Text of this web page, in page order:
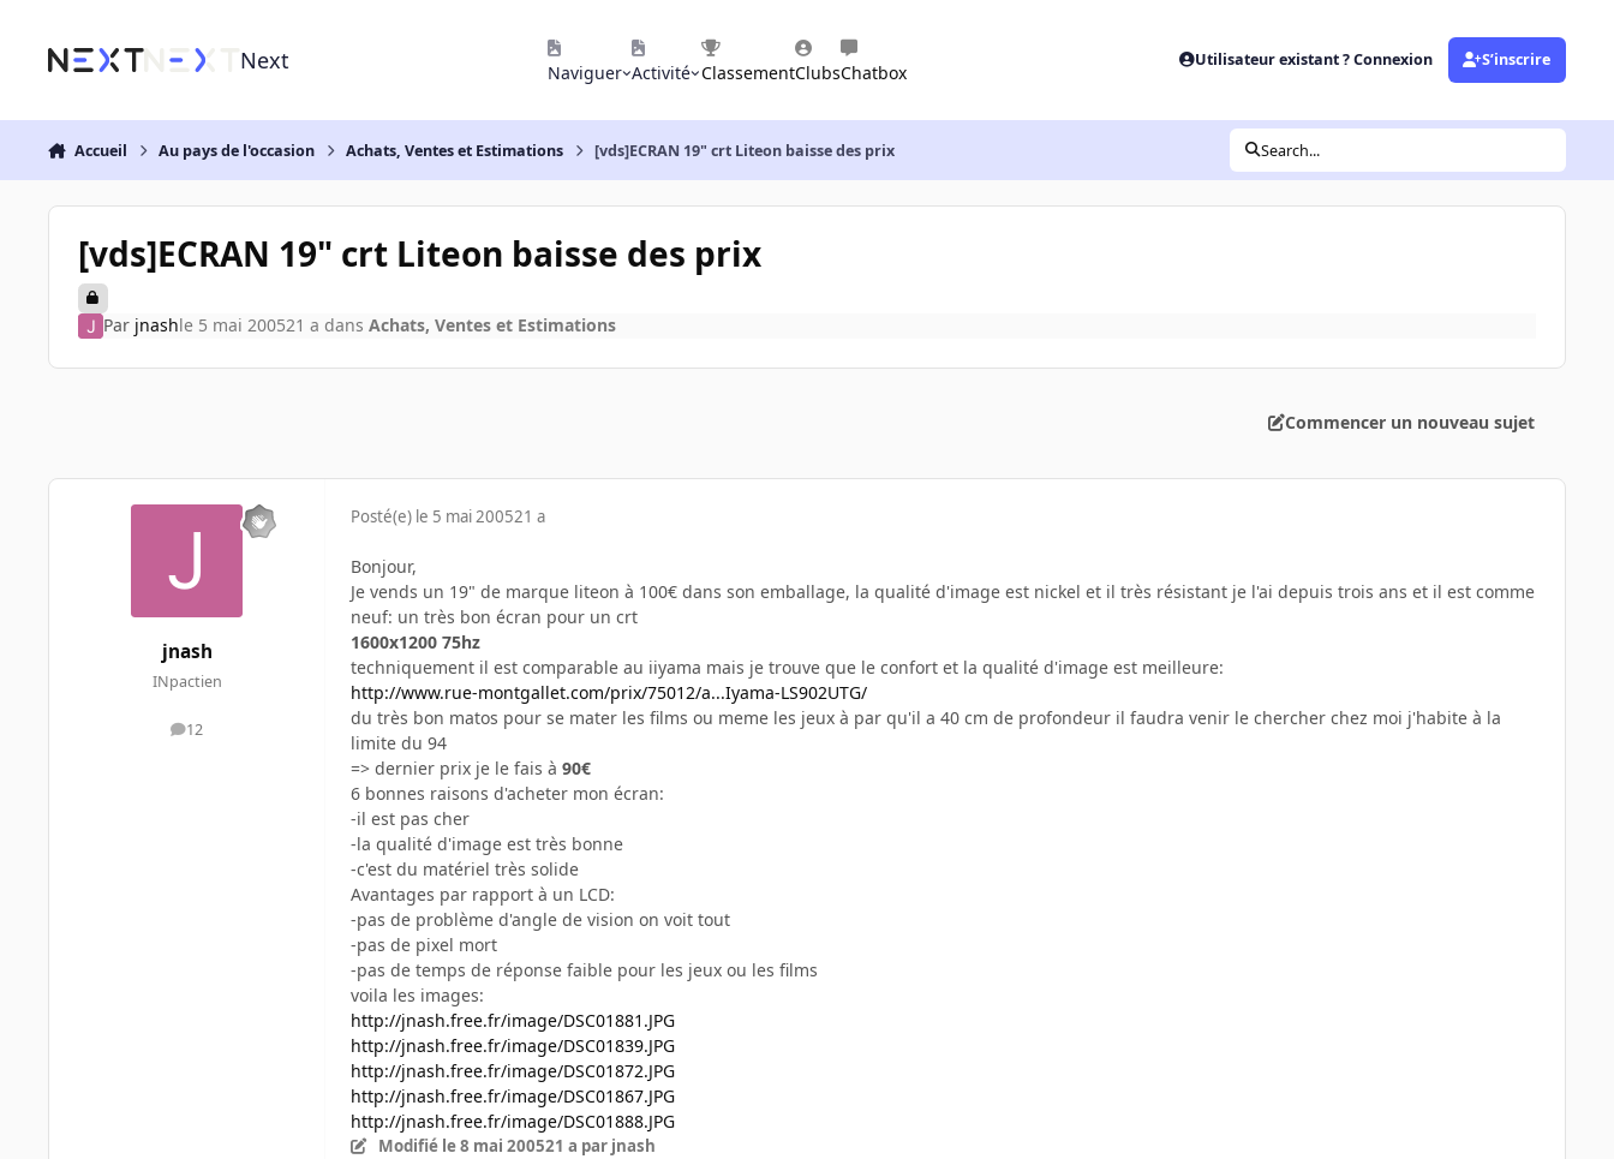
Next Naviguer Activité ClassementClubsChatbox
Utilisateur existant ? Connexion S’inscrire
Accueil Au pays de l'occasion Achats, Ventes et Estimations [vds]ECRAN 19" crt Liteon baisse des prix Search...
[vds]ECRAN 19" crt Liteon baisse des prix
Par jnashle 5 mai 200521 a dans Achats, Ventes et Estimations
Commencer un nouveau sujet
jnash
INpactien
12
messages
Posté(e) le 5 mai 200521 a
Bonjour,
Je vends un 19" de marque liteon à 100€ dans son emballage, la qualité d'image est nickel et il très résistant je l'ai depuis trois ans et il est comme
neuf: un très bon écran pour un crt
1600x1200 75hz
techniquement il est comparable au iiyama mais je trouve que le confort et la qualité d'image est meilleure:
http://www.rue-montgallet.com/prix/75012/a...Iyama-LS902UTG/
du très bon matos pour se mater les films ou meme les jeux à par qu'il a 40 cm de profondeur il faudra venir le chercher chez moi j'habite à la
limite du 94
=> dernier prix je le fais à 90€
6 bonnes raisons d'acheter mon écran:
-il est pas cher
-la qualité d'image est très bonne
-c'est du matériel très solide
Avantages par rapport à un LCD:
-pas de problème d'angle de vision on voit tout
-pas de pixel mort
-pas de temps de réponse faible pour les jeux ou les films
voila les images:
http://jnash.free.fr/image/DSC01881.JPG
http://jnash.free.fr/image/DSC01839.JPG
http://jnash.free.fr/image/DSC01872.JPG
http://jnash.free.fr/image/DSC01867.JPG
http://jnash.free.fr/image/DSC01888.JPG
Modifié le 8 mai 200521 a par jnash